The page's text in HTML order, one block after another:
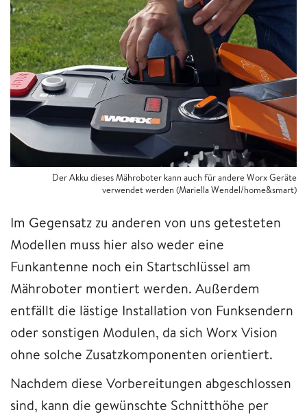
Der Akku dieses Mähroboter kann auch für andere Worx Geräte
verwendet werden (Mariella Wendel/home&smart)
Im Gegensatz zu anderen von uns getesteten
Modellen muss hier also weder eine
Funkantenne noch ein Startschlüssel am
Mähroboter montiert werden. Außerdem
entfällt die lästige Installation von Funksendern
oder sonstigen Modulen, da sich Worx Vision
ohne solche Zusatzkomponenten orientiert.
Nachdem diese Vorbereitungen abgeschlossen
sind, kann die gewünschte Schnitthöhe per